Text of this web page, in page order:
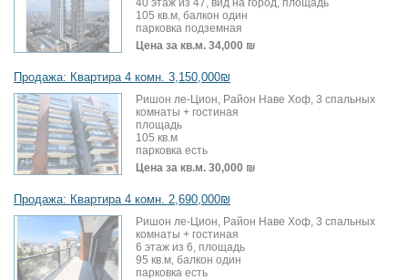
105 кв.м, балкон один
парковка подземная
Цена за кв.м. 34,000 ₪
Продажа: Квартира 4 комн. 3,150,000₪
Ришон ле-Цион, Район Наве Хоф, 3 спальных
комнаты + гостиная
площадь
105 кв.м
парковка есть
Цена за кв.м. 30,000 ₪
Продажа: Квартира 4 комн. 2,690,000₪
Ришон ле-Цион, Район Наве Хоф, 3 спальных
комнаты + гостиная
6 этаж из 6, площадь
95 кв.м, балкон один
парковка есть